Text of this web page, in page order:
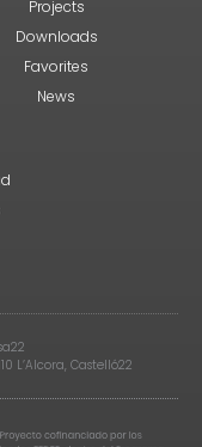
Projects
Downloads
Favorites
News
L’Alcora, Castelló22